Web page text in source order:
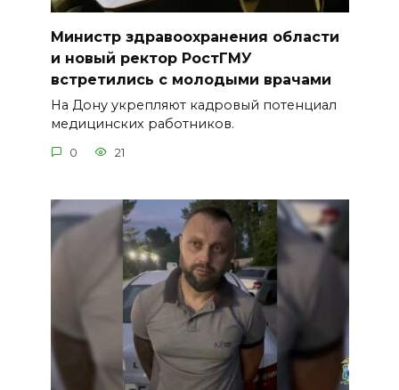
Министр здравоохранения области
и новый ректор РостГМУ
встретились с молодыми врачами
На Дону укрепляют кадровый потенциал
медицинских работников.
0 21